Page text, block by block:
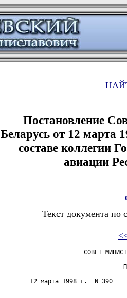
Постановление
Беларусь от 12 марта
составе коллегии
авиации
Текст документа по
СОВЕТ
12 марта 1998 г.  N